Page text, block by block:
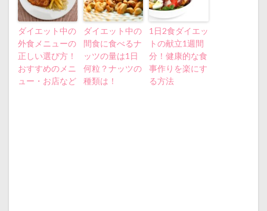
ダイエット中の
外食メニューの
正しい選び方！
おすすめのメニ
ュー・お店など
ダイエット中の
間食に食べるナ
ッツの量は1日
何粒？ナッツの
種類は！
1日2食ダイエッ
トの献立1週間
分！健康的な食
事作りを楽にす
る方法